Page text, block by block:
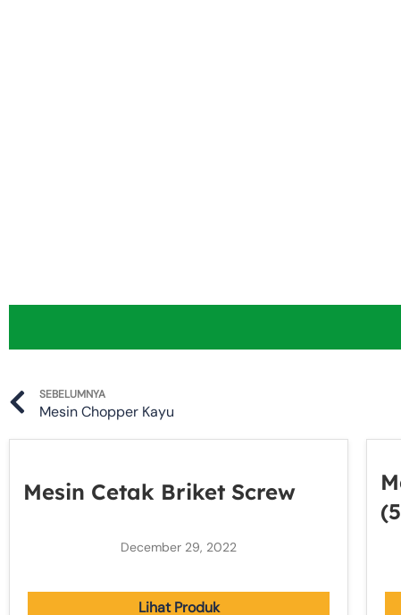
Prev
SEBELUMNYA
Mesin Chopper Kayu
Mesin Cetak Briket Screw
December 29, 2022
Lihat Produk